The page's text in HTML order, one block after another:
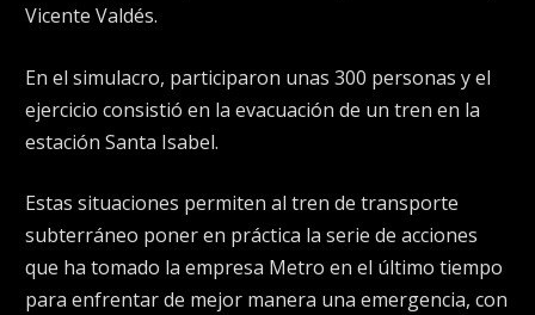
Vicente Valdés.
En el simulacro, participaron unas 300 personas y el
ejercicio consistió en la evacuación de un tren en la
estación Santa Isabel.
Estas situaciones permiten al tren de transporte
subterráneo poner en práctica la serie de acciones
que ha tomado la empresa Metro en el último tiempo
para enfrentar de mejor manera una emergencia, con